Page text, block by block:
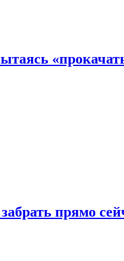
прямо